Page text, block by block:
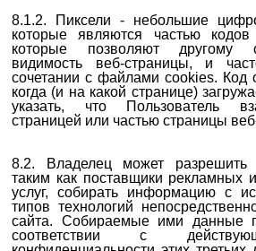
8.1.2. Пиксели - небольшие
которые являются частью кодов
которые позволяют другому
видимость веб-страницы, и
сочетании с файлами cookies. Код
когда (и на какой странице)
указать, что Пользователь
страницей или частью страницы
8.2. Владелец может разрешить
таким как поставщики рекламных
услуг, собирать информацию с
типов технологий
сайта. Собираемые ими данные
соответствии с